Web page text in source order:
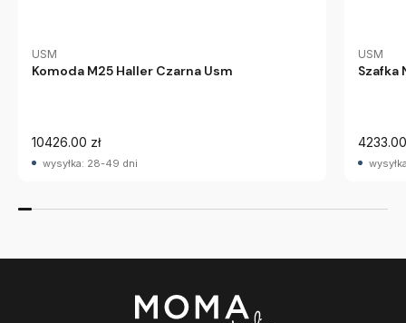
USM
Komoda M25 Haller Czarna Usm
10426.00 zł
wysyłka: 28-49 dni
USM
Szafka